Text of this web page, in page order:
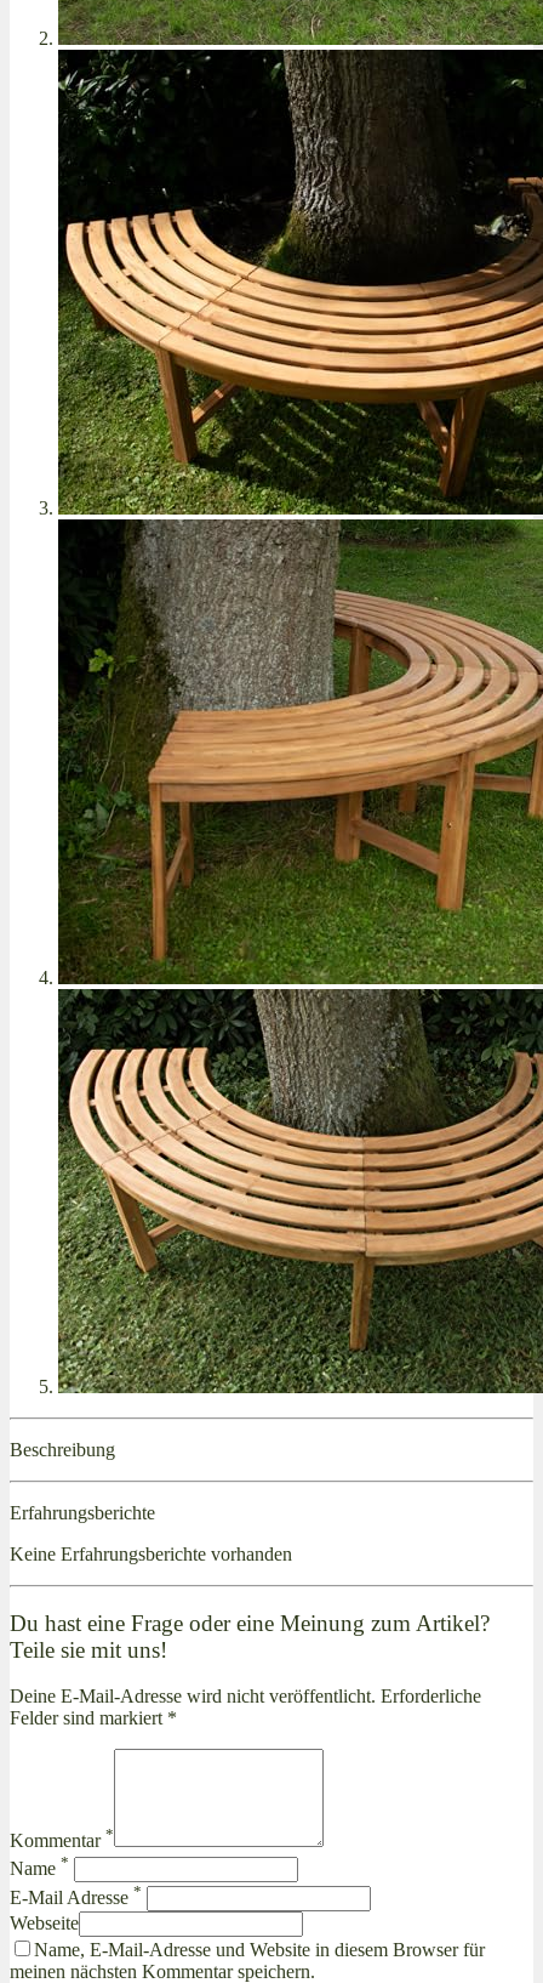
Beschreibung
Erfahrungsberichte
Keine Erfahrungsberichte vorhanden
Du hast eine Frage oder eine Meinung zum Artikel?
Teile sie mit uns!
Deine E-Mail-Adresse wird nicht veröffentlicht. Erforderliche
Felder sind markiert *
Kommentar *
Name *
E-Mail Adresse *
Webseite
Name, E-Mail-Adresse und Website in diesem Browser für
meinen nächsten Kommentar speichern.